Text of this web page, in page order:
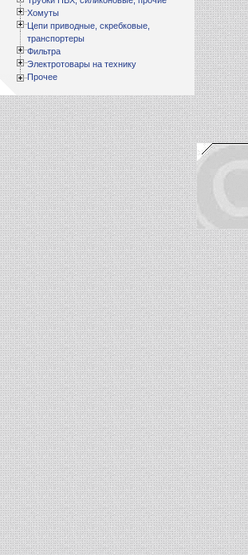
Хомуты
Цепи приводные, скребковые,
транспортеры
Фильтра
Электротовары на технику
Прочее